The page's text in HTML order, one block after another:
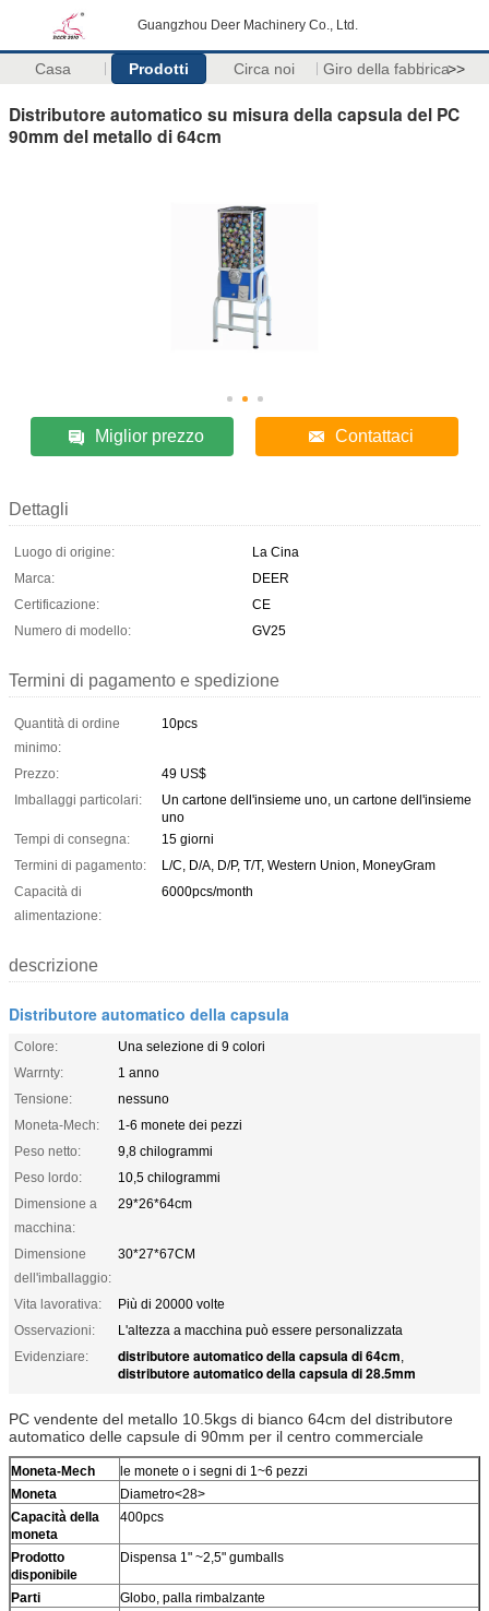
Guangzhou Deer Machinery Co., Ltd.
Casa Prodotti Circa noi Giro della fabbrica>>
Distributore automatico su misura della capsula del PC
90mm del metallo di 64cm
Miglior prezzo Contattaci
Dettagli
Luogo di origine:
La Cina
Marca:
DEER
Certificazione:
CE
Numero di modello:
GV25
Termini di pagamento e spedizione
Quantità di ordine
minimo:
10pcs
Prezzo:
49 US$
Imballaggi particolari:
Un cartone dell'insieme uno, un cartone dell'insieme
uno
Tempi di consegna:
15 giorni
Termini di pagamento:
L/C, D/A, D/P, T/T, Western Union, MoneyGram
Capacità di
alimentazione:
6000pcs/month
descrizione
Distributore automatico della capsula
Colore:
Una selezione di 9 colori
Warrnty:
1 anno
Tensione:
nessuno
Moneta-Mech:
1-6 monete dei pezzi
Peso netto:
9,8 chilogrammi
Peso lordo:
10,5 chilogrammi
Dimensione a
macchina:
29*26*64cm
Dimensione
dell'imballaggio:
30*27*67CM
Vita lavorativa:
Più di 20000 volte
Osservazioni:
L'altezza a macchina può essere personalizzata
Evidenziare:
distributore automatico della capsula di 64cm,
distributore automatico della capsula di 28.5mm
PC vendente del metallo 10.5kgs di bianco 64cm del distributore
automatico delle capsule di 90mm per il centro commerciale
Moneta-Mech
le monete o i segni di 1~6 pezzi
Moneta
Diametro<28>
Capacità della
moneta
400pcs
Prodotto
disponibile
Dispensa 1" ~2,5" gumballs
Parti
Globo, palla rimbalzante